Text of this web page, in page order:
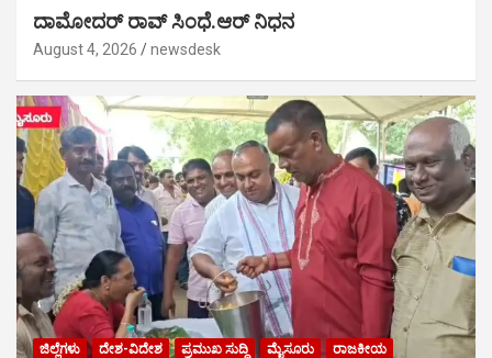
ದಾಮೋದರ್ ರಾವ್ ಸಿಂಧೆ.ಆರ್ ನಿಧನ
August 4, 2026 newsdesk
ಜಿಲ್ಲೆಗಳು ದೇಶ-ವಿದೇಶ ಪ್ರಮುಖ ಸುದ್ದಿ ಮೈಸೂರು ರಾಜಕೀಯ